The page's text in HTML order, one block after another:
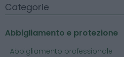
Categorie
Abbigliamento e protezione
Abbigliamento professionale